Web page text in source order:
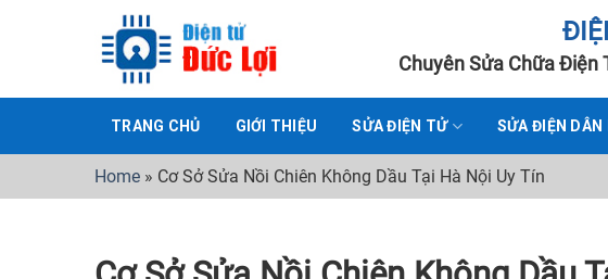
Chuyên Sửa Chữa Điện
TRANG CHỦ GIỚI THIỆU SỬA ĐIỆN TỬ SỬA ĐIỆN DÂN
Home » Cơ Sở Sửa Nồi Chiên Không Dầu Tại Hà Nội Uy Tín